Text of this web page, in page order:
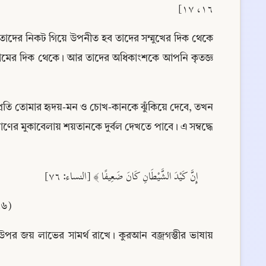
١٦، ١٧]
নিকট গিয়ে উপনীত হব তাদের সম্মুখের দিক থেকে
দিক থেকে। আর তাদের অধিকাংশকে আপনি কৃতজ্ঞ
তোমার হৃদয়-মন ও চোখ-কানকে ঝুঁকিয়ে দেবে, তখন
মুকাবেলায় শয়তানকে দুর্বল দেখতে পাবে। এ সম্বদ্ধে
إِنَّ كَيْدَ الشَّيْطَانِ كَانَ ضَعِيفًا ﴾ [النساء: ٧٦]
জয় লাভের সামর্থ রাখে। কুরআন বজ্রগম্ভীর ভাষায়